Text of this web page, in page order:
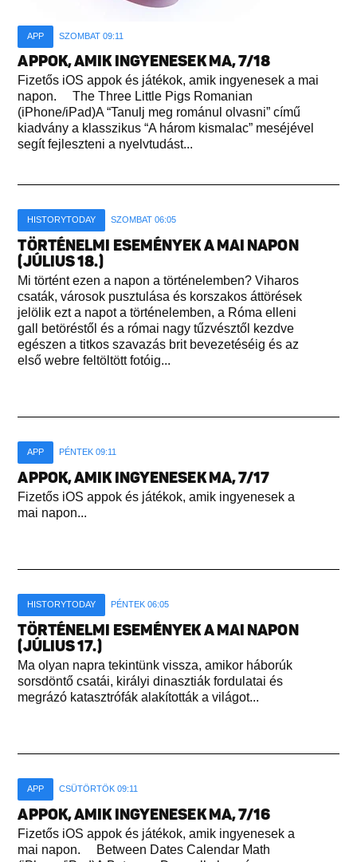
APP SZOMBAT 09:11
APPOK, AMIK INGYENESEK MA, 7/18
Fizetős iOS appok és játékok, amik ingyenesek a mai
napon. The Three Little Pigs Romanian
(iPhone/iPad)A “Tanulj meg románul olvasni” című
kiadvány a klasszikus “A három kismalac” meséjével
segít fejleszteni a nyelvtudást...
HISTORYTODAY SZOMBAT 06:05
TÖRTÉNELMI ESEMÉNYEK A MAI NAPON
(JÚLIUS 18.)
Mi történt ezen a napon a történelemben? Viharos
csaták, városok pusztulása és korszakos áttörések
jelölik ezt a napot a történelemben, a Róma elleni
gall betöréstől és a római nagy tűzvésztől kezdve
egészen a titkos szavazás brit bevezetéséig és az
első webre feltöltött fotóig...
APP PÉNTEK 09:11
APPOK, AMIK INGYENESEK MA, 7/17
Fizetős iOS appok és játékok, amik ingyenesek a
mai napon...
HISTORYTODAY PÉNTEK 06:05
TÖRTÉNELMI ESEMÉNYEK A MAI NAPON
(JÚLIUS 17.)
Ma olyan napra tekintünk vissza, amikor háborúk
sorsdöntő csatái, királyi dinasztiák fordulatai és
megrázó katasztrófák alakították a világot...
APP CSÜTÖRTÖK 09:11
APPOK, AMIK INGYENESEK MA, 7/16
Fizetős iOS appok és játékok, amik ingyenesek a
mai napon. Between Dates Calendar Math